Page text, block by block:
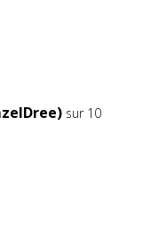
sur 10